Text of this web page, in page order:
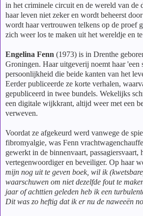
in het criminele circuit en de wereld van de
haar leven niet zeker en wordt beheerst
wordt haar vertrouwen telkens op de proef
zich weer los te maken uit het wereldje en
Engelina Fenn (1973) is in Drenthe
Groningen. Haar uitgeverij noemt haar 'een
persoonlijkheid die beide kanten van het
Eerder publiceerde ze korte verhalen,
gepubliceerd in twee bundels. Wekelijks
een digitale wijkkrant, altijd weer met een
verweven.
Voordat ze afgekeurd werd vanwege de
fibromyalgie, was Fenn
gewerkt in de binnenvaart, passagiersvaart,
vertegenwoordiger en beveiliger. Op haar
mijn nog uit te geven boek, wil ik
waarschuwen om niet dezelfde fout te
jaar of achttien geleden heb ik een
Dit was zo heftig dat ik er nu de naweeën